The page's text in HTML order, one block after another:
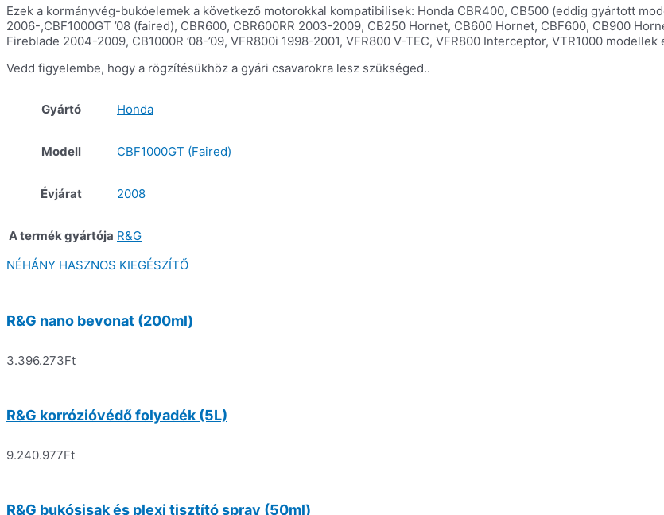
Ezek a kormányvég-bukóelemek a következő motorokkal kompatibilisek: Honda CBR400, CB500 (eddig gyártott
2006-,CBF1000GT ’08 (faired), CBR600, CBR600RR 2003-2009, CB250 Hornet, CB600 Hornet, CBF600, CB900
Fireblade 2004-2009, CB1000R ’08-’09, VFR800i 1998-2001, VFR800 V-TEC, VFR800 Interceptor, VTR1000 modellek
Vedd figyelembe, hogy a rögzítésükhöz a gyári csavarokra lesz szükséged..
Gyártó Honda
Modell CBF1000GT (Faired)
Évjárat 2008
A termék gyártója R&G
NÉHÁNY HASZNOS KIEGÉSZÍTŐ
R&G nano bevonat (200ml)
3.396.273Ft
R&G korrózióvédő folyadék (5L)
9.240.977Ft
R&G bukósisak és plexi tisztító spray (50ml)